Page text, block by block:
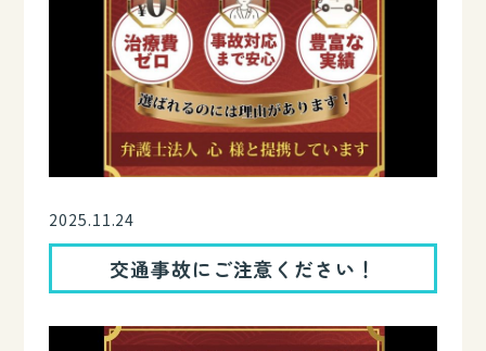
2025.11.24
交通事故にご注意ください！